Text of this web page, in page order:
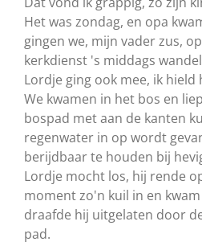
Het was zondag, en opa
gingen we, mijn vader zus,
kerkdienst 's middags
Lordje ging ook mee, ik hield
We kwamen in het bos en
bospad met aan de kanten
regenwater in op wordt
berijdbaar te houden bij
Lordje mocht los, hij rende
moment zo'n kuil in en
draafde hij uitgelaten door
pad.